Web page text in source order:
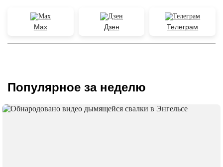
Max Дзен Телеграм
Популярное за неделю